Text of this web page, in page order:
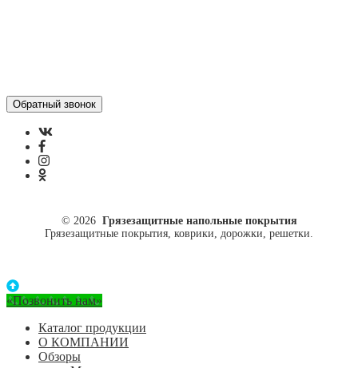
© 2026 Грязезащитные напольные покрытия
Грязезащитные покрытия, коврики, дорожки, решетки.
«Позвонить нам»
Каталог продукции
О КОМПАНИИ
Обзоры